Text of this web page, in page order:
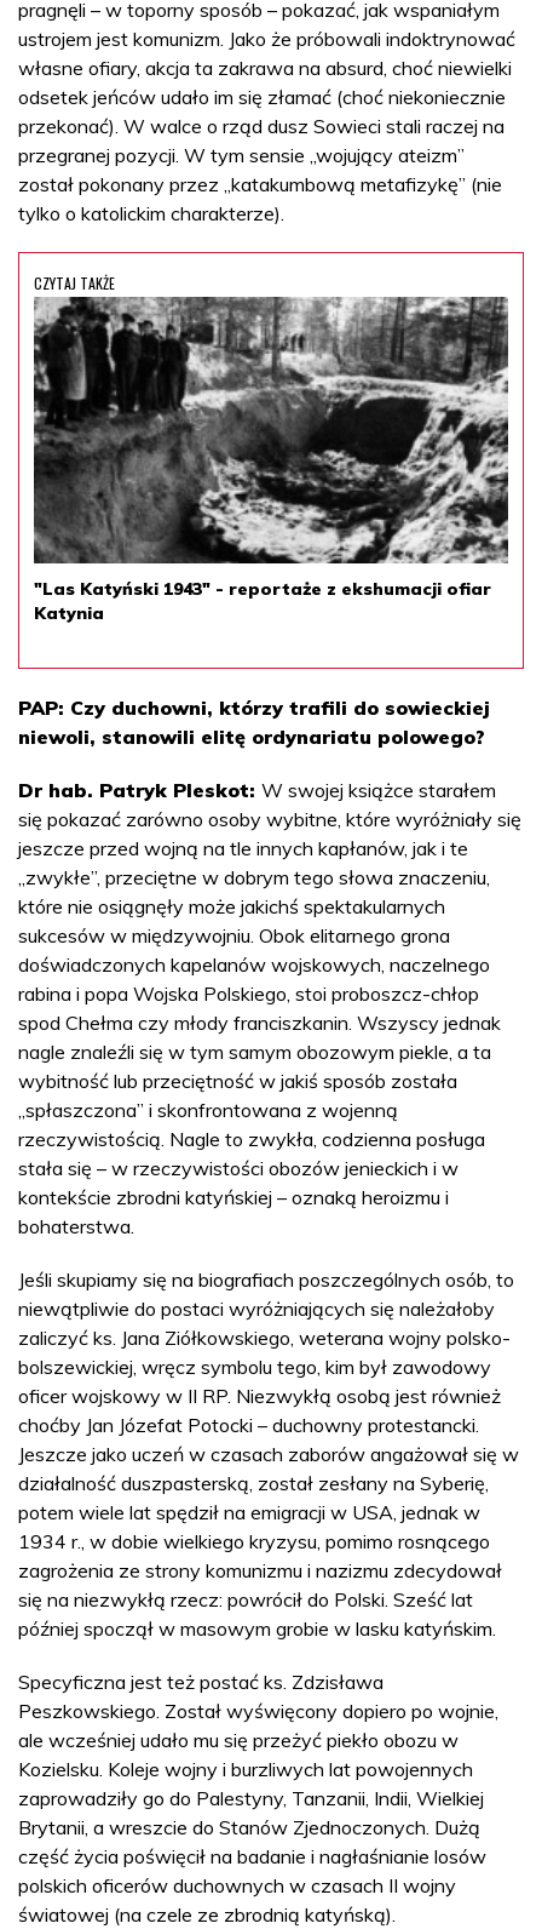
pragnęli – w toporny sposób – pokazać, jak wspaniałym
ustrojem jest komunizm. Jako że próbowali indoktrynować
własne ofiary, akcja ta zakrawa na absurd, choć niewielki
odsetek jeńców udało im się złamać (choć niekoniecznie
przekonać). W walce o rząd dusz Sowieci stali raczej na
przegranej pozycji. W tym sensie „wojujący ateizm”
został pokonany przez „katakumbową metafizykę” (nie
tylko o katolickim charakterze).
CZYTAJ TAKŻE
"Las Katyński 1943" - reportaże z ekshumacji ofiar
Katynia
PAP: Czy duchowni, którzy trafili do sowieckiej
niewoli, stanowili elitę ordynariatu polowego?
Dr hab. Patryk Pleskot: W swojej książce starałem
się pokazać zarówno osoby wybitne, które wyróżniały się
jeszcze przed wojną na tle innych kapłanów, jak i te
„zwykłe”, przeciętne w dobrym tego słowa znaczeniu,
które nie osiągnęły może jakichś spektakularnych
sukcesów w międzywojniu. Obok elitarnego grona
doświadczonych kapelanów wojskowych, naczelnego
rabina i popa Wojska Polskiego, stoi proboszcz-chłop
spod Chełma czy młody franciszkanin. Wszyscy jednak
nagle znaleźli się w tym samym obozowym piekle, a ta
wybitność lub przeciętność w jakiś sposób została
„spłaszczona” i skonfrontowana z wojenną
rzeczywistością. Nagle to zwykła, codzienna posługa
stała się – w rzeczywistości obozów jenieckich i w
kontekście zbrodni katyńskiej – oznaką heroizmu i
bohaterstwa.
Jeśli skupiamy się na biografiach poszczególnych osób, to
niewątpliwie do postaci wyróżniających się należałoby
zaliczyć ks. Jana Ziółkowskiego, weterana wojny polsko-
bolszewickiej, wręcz symbolu tego, kim był zawodowy
oficer wojskowy w II RP. Niezwykłą osobą jest również
choćby Jan Józefat Potocki – duchowny protestancki.
Jeszcze jako uczeń w czasach zaborów angażował się w
działalność duszpasterską, został zesłany na Syberię,
potem wiele lat spędził na emigracji w USA, jednak w
1934 r., w dobie wielkiego kryzysu, pomimo rosnącego
zagrożenia ze strony komunizmu i nazizmu zdecydował
się na niezwykłą rzecz: powrócił do Polski. Sześć lat
później spoczął w masowym grobie w lasku katyńskim.
Specyficzna jest też postać ks. Zdzisława
Peszkowskiego. Został wyświęcony dopiero po wojnie,
ale wcześniej udało mu się przeżyć piekło obozu w
Kozielsku. Koleje wojny i burzliwych lat powojennych
zaprowadziły go do Palestyny, Tanzanii, Indii, Wielkiej
Brytanii, a wreszcie do Stanów Zjednoczonych. Dużą
część życia poświęcił na badanie i nagłaśnianie losów
polskich oficerów duchownych w czasach II wojny
światowej (na czele ze zbrodnią katyńską).